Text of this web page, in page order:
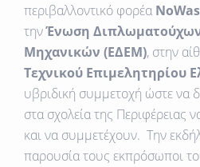
περιβαλλοντικό φορέα
τηνΈνωση
Μηχανικών (ΕΔΕΜ), στην
Τεχνικού Επιμελητηρίου
υβριδική συμμετοχή ώστε να
στα σχολεία της Περιφέρειας
και να συμμετέχουν. Την
παρουσία τους εκπρόσωποι